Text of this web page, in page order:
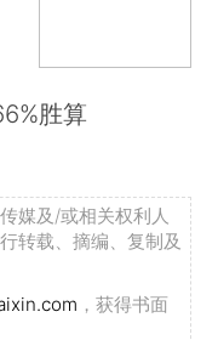
胜算
媒及/或相关权利人
转载、摘编、复制及
，获得书面